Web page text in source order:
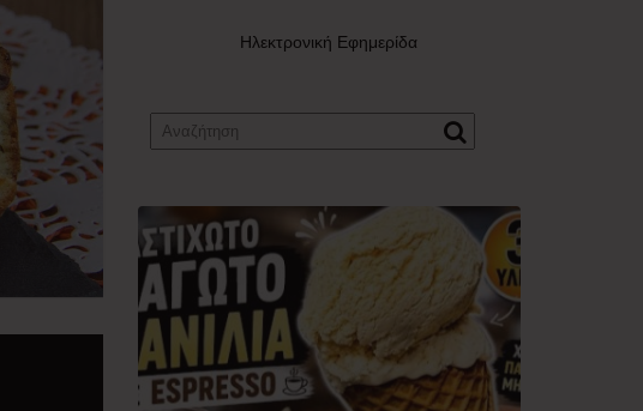
Ηλεκτρονική Εφημερίδα